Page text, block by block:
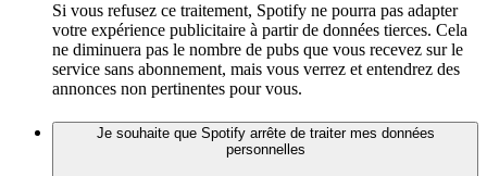
Si vous refusez ce traitement, Spotify ne pourra pas adapter
votre expérience publicitaire à partir de données tierces. Cela
ne diminuera pas le nombre de pubs que vous recevez sur le
service sans abonnement, mais vous verrez et entendrez des
annonces non pertinentes pour vous.
Je souhaite que Spotify arrête de traiter mes données
personnelles